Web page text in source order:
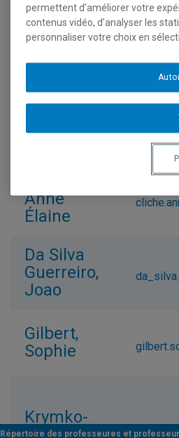
Professeur
Louis
Anne
Élaine
Da Silva
Guerreiro,
Joao
Gilbert,
Sophie
Krymko-
krymko-
Répertoire des professeures et
permettent d’améliorer votre
contenus vidéo, d’analyser les
personnaliser votre choix en